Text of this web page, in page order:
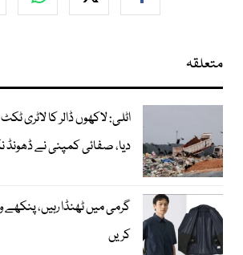
متعلقہ
اٹلی: لاکھوں ڈالر کا
دیا، صفائی کمپنی نے ڈھونڈ
گرمی میں ٹھنڈا رہیں،
کریں